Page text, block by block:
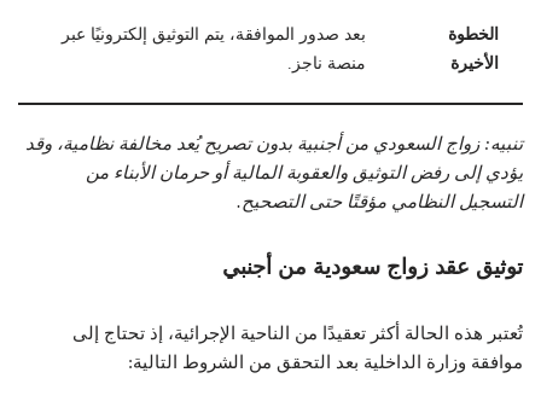
الخطوة
الأخيرة
بعد صدور الموافقة، يتم التوثيق إلكترونيًا عبر
منصة ناجز.
تنبيه: زواج السعودي من أجنبية بدون تصريح يُعد مخالفة نظامية، وقد
يؤدي إلى رفض التوثيق والعقوبة المالية أو حرمان الأبناء من
التسجيل النظامي مؤقتًا حتى التصحيح.
توثيق عقد زواج سعودية من أجنبي
تُعتبر هذه الحالة أكثر تعقيدًا من الناحية الإجرائية، إذ تحتاج إلى
موافقة وزارة الداخلية بعد التحقق من الشروط التالية: